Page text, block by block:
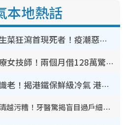
本地熱話
奪命寄生蟲｜食生菜狂瀉首現死者！疫潮惡化錄1.8萬宗病例 揭洗菜3大謬誤
銀行高層戀上水療女技師！兩個月借128萬驚覺「沉船」沉落火海 揭背後疑似邪教操控賣淫
內地客歎港人唔識老！揭港鐵保鮮級冷氣 港人求放過：咪投訴
牙線棒亂用隨時越清越污糟！牙醫驚揭盲目過戶細菌恐致蛀牙：呢種先係日常真保養